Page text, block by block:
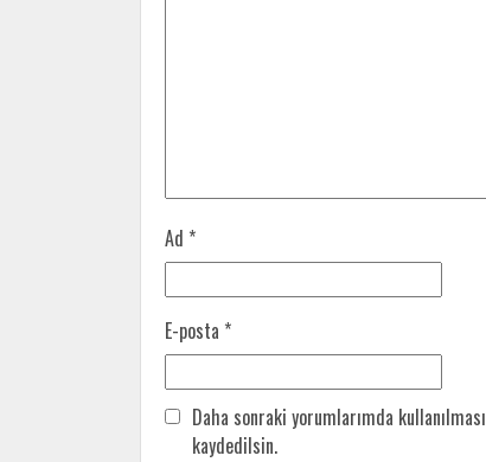
Ad *
E-posta *
Daha sonraki yorumlarımda
kaydedilsin.